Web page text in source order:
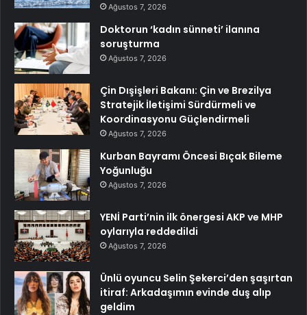
Ağustos 7, 2026
Doktorun ‘kadın sünneti’ ilanına
soruşturma
Ağustos 7, 2026
Çin Dışişleri Bakanı: Çin ve Brezilya
Stratejik İletişimi Sürdürmeli ve
Koordinasyonu Güçlendirmeli
Ağustos 7, 2026
Kurban Bayramı Öncesi Bıçak Bileme
Yoğunluğu
Ağustos 7, 2026
YENİ Parti’nin ilk önergesi AKP ve MHP
oylarıyla reddedildi
Ağustos 7, 2026
Ünlü oyuncu Selin Şekerci’den şaşırtan
itiraf: Arkadaşımın evinde duş alıp
geldim